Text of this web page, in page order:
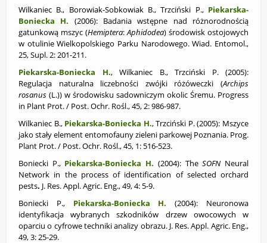
Wilkaniec B., Borowiak-Sobkowiak B., Trzciński P., Piekarska-
Boniecka H.
(2006): Badania wstępne nad
różnorodnością
gatunkową mszyc (Hemiptera:Aphidodea) środowisk ostojowych
w otulinie Wielkopolskiego Parku Narodowego. Wiad. Entomol.,
25, Supl. 2: 201-211.
Piekarska-Boniecka H., Wilkaniec B., Trzciński P. (2005):
Regulacja naturalna liczebności zwójki różóweczki (Archips
rosanus (L.)) w środowisku sadowniczym okolic Śremu. Progress
in Plant Prot. / Post. Ochr. Rośl., 45, 2: 986-987.
Wilkaniec B., Piekarska-Boniecka H., Trzciński P. (2005): Mszyce
jako stały element entomofauny zieleni parkowej Poznania. Prog.
Plant Prot. / Post. Ochr. Rośl., 45, 1: 516-523.
Boniecki P., Piekarska-Boniecka H. (2004): TheSOFN Neural
Network in the process of identification of selected orchard
pests. J. Res. Appl. Agric. Eng., 49, 4: 5-9.
Boniecki P., Piekarska-Boniecka H.
(2004): Neuronowa
identyfikacja wybranych szkodników drzew owocowych w
oparciu o cyfrowe techniki analizy obrazu. J. Res. Appl. Agric. Eng.,
49, 3: 25-29.